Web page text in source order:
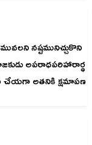
నష్టమునిచ్చుకొని
అపరాధపరిహారార్థ
చేయగా అతనికి క్షమాపణ